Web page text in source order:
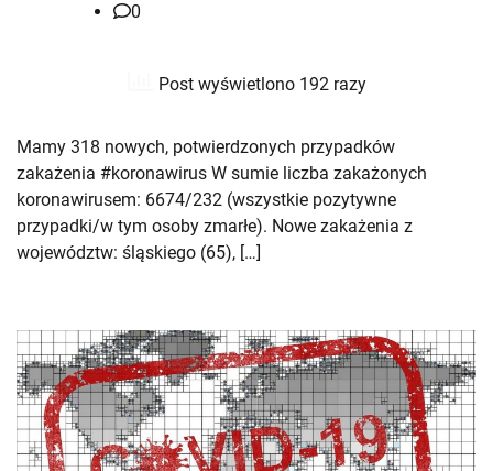
0
Post wyświetlono 192 razy
Mamy 318 nowych, potwierdzonych przypadków
zakażenia #koronawirus W sumie liczba zakażonych
koronawirusem: 6674/232 (wszystkie pozytywne
przypadki/w tym osoby zmarłe). Nowe zakażenia z
województw: śląskiego (65), […]